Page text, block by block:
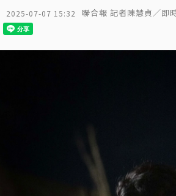
2025-07-07 15:32 聯合報 記者陳慧貞／即